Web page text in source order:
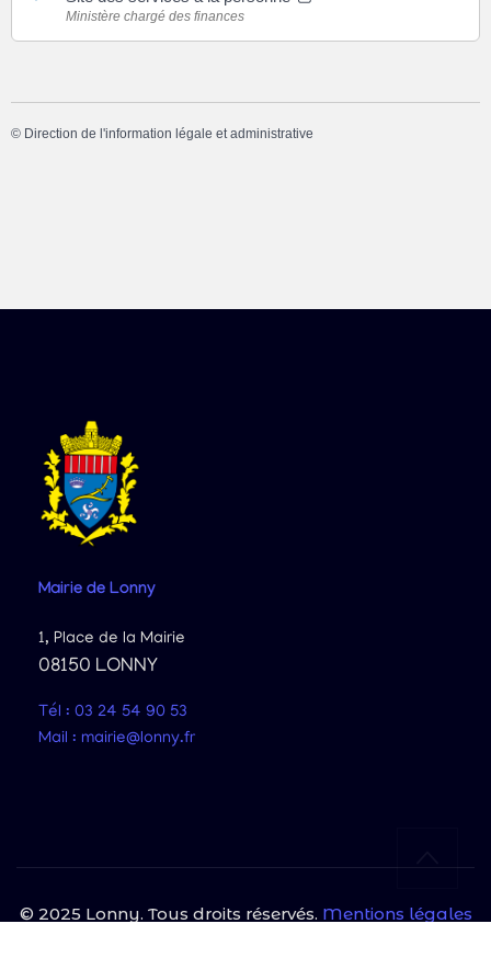
Ministère chargé des finances
© Direction de l'information légale et administrative
Mairie de Lonny
1, Place de la Mairie
08150 LONNY
Tél : 03 24 54 90 53
Mail : mairie@lonny.fr
© 2025 Lonny. Tous droits réservés. Mentions légales